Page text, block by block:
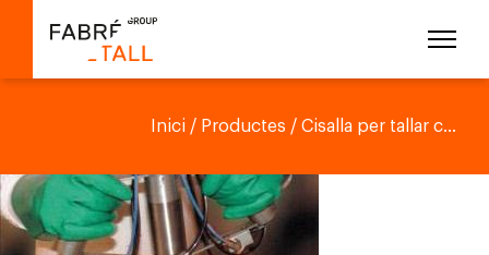
Inici / Productes / Cisalla per tallar c...